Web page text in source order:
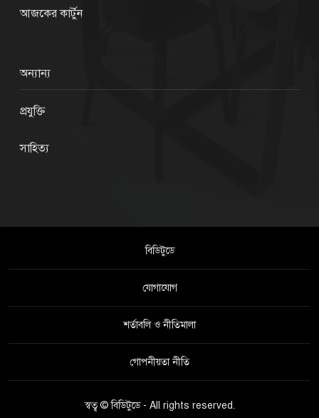
আজকের কার্টুন
অন্যান্য
প্রযুক্তি
সাহিত্য
বিডিটুডে
যোগাযোগ
শর্তাবলি ও নীতিমালা
গোপনীয়তা নীতি
স্বত্ব © বিডিটুডে - All rights reserved.